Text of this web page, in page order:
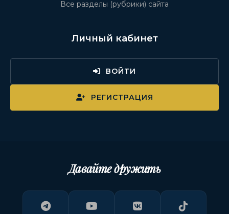
Все разделы (рубрики) сайта
Личный кабинет
ВОЙТИ
РЕГИСТРАЦИЯ
Давайте дружить